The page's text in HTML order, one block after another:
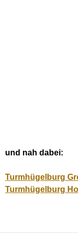
und nah dabei:
Turmhügelburg
Turmhügelburg